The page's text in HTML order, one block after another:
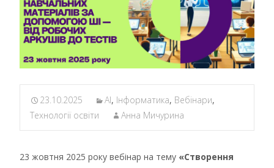
23.10.2025 AI, Інформатика, Вебінари,
Технології освіти
Анна Мичурина
23 жовтня 2025 року вебінар на тему «Створення